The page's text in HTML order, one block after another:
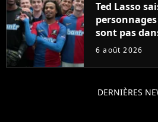
Ted Lasso
sont pas
6 août 2026
DERNIÈRES